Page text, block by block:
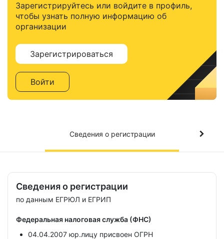
Зарегистрируйтесь или войдите в профиль,
чтобы узнать полную информацию об
организации
Зарегистрироваться
Войти
Сведения о регистрации
Сведения о регистрации
по данным ЕГРЮЛ и ЕГРИП
Федеральная налоговая служба (ФНС)
04.04.2007 юр.лицу присвоен ОГРН